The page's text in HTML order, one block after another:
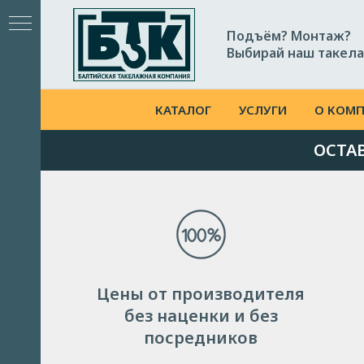
Подъём? Монтаж?
Выбирай наш
КАТАЛОГ УСЛУГИ О
Цены от производителя
без наценки и без
посредников